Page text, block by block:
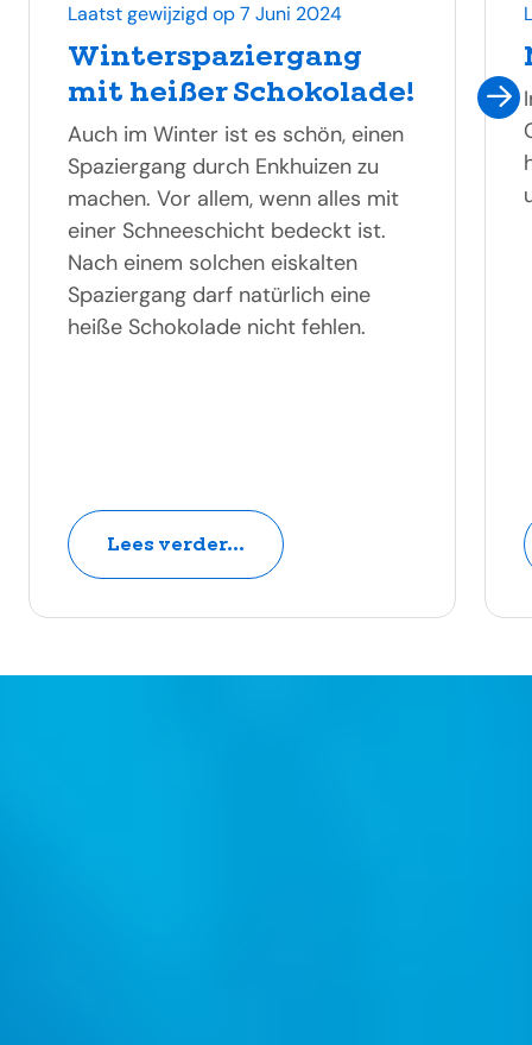
Winterspaziergang
mit heißer Schokolade!
Laatst gewijzigd op 7 Juni 2024
Auch im Winter ist es schön, einen
Spaziergang durch Enkhuizen zu
machen. Vor allem, wenn alles mit
einer Schneeschicht bedeckt ist.
Nach einem solchen eiskalten
Spaziergang darf natürlich eine
heiße Schokolade nicht fehlen.
Lees verder...